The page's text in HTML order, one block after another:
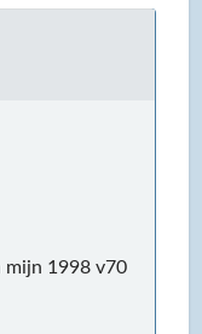
mijn 1998 v70